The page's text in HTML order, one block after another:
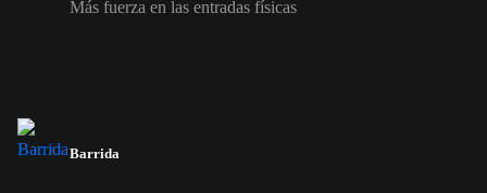
Más fuerza en las entradas físicas
Barrida